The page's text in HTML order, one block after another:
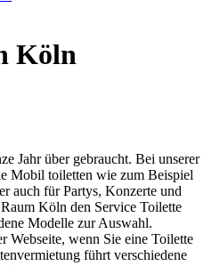
Köln
Jahr über gebraucht. Bei unserer
Mobil toiletten wie zum Beispiel
auch für Partys, Konzerte und
Köln den Service Toilette
Modelle zur Auswahl.
Webseite, wenn Sie eine Toilette
führt verschiedene